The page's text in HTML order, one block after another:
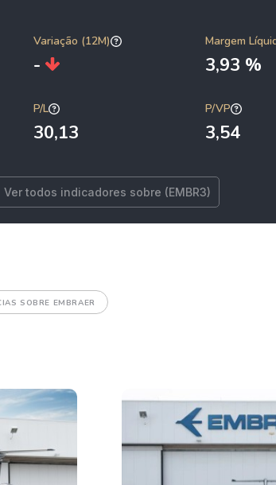
Variação (12M)
-
Margem
3,93 %
P/L
30,13
P/VP
3,54
Ver todos indicadores sobre (EMBR3)
SOBRE EMBRAER